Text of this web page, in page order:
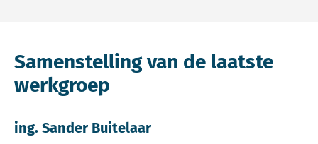
Samenstelling van de laatste
werkgroep
ing. Sander Buitelaar